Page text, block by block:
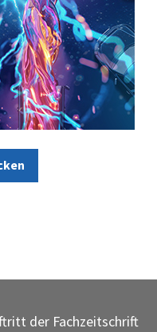
der Fachzeitschrift